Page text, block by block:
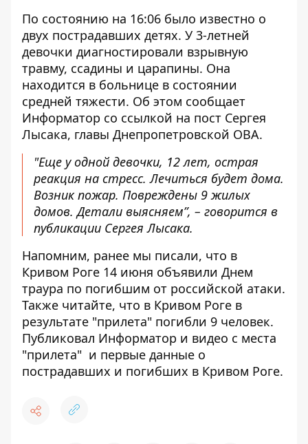
По состоянию на 16:06 было известно о
двух пострадавших детях. У 3-летней
девочки диагностировали взрывную
травму, ссадины и царапины. Она
находится в больнице в состоянии
средней тяжести. Об этом сообщает
Информатор со ссылкой на пост Сергея
Лысака, главы Днепропетровской ОВА.
"Еще у одной девочки, 12 лет, острая
реакция на стресс. Лечиться будет дома.
Возник пожар. Повреждены 9 жилых
домов. Детали выясняем”, – говорится в
публикации Сергея Лысака.
Напомним, ранее мы писали, что в
Кривом Роге 14 июня объявили Днем
траура по погибшим от российской атаки.
Также читайте, что в Кривом Роге в
результате "прилета" погибли 9 человек.
Публиковал Информатор и видео с места
"прилета" и первые данные о
пострадавших и погибших в Кривом Роге.